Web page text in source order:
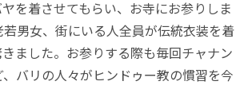
を着させてもらい、お寺にお参りしま
若男女、街にいる人全員が伝統衣装を着
ました。お参りする際も毎回チャナン
バリの人々がヒンドゥー教の慣習を今